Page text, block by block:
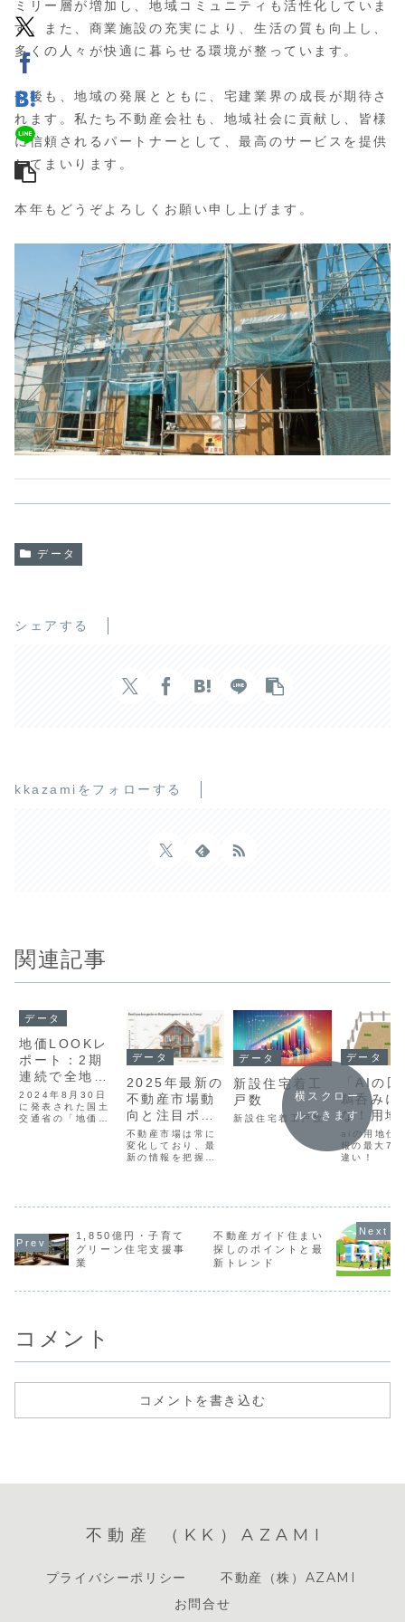
ミリー層が増加し、地域コミュニティも活性化していま
す。また、商業施設の充実により、生活の質も向上し、
多くの人々が快適に暮らせる環境が整っています。
今後も、地域の発展とともに、宅建業界の成長が期待さ
れます。私たち不動産会社も、地域社会に貢献し、皆様
に信頼されるパートナーとして、最高のサービスを提供
してまいります。
本年もどうぞよろしくお願い申し上げます。
データ
シェアする
kkazamiをフォローする
関連記事
データ
地価LOOKレ
ポート：2期
連続で全地区
の地価が上昇
2024年8月30日
に発表された国土
交通省の「地価
80地区を対象に行
われたもので、住
宅地や商...
データ
2025年最新の
不動産市場動
向と注目ポイ
ント
不動産市場は常に
変化しており、最
新の情報を把握す
市部のオフィス空
なマンション開発
が話題となってい
ます。この記事で
は、最新の不動産
データ
新設住宅着工
戸数
新設住宅着工戸数
データ
「AIの
鵜呑みに
な！用地
れ情報に
む“誤認
ク”とフ
aiの用地仕
報の最大70
違い！
横スクロー
ルできます
1,850億円・子育て
グリーン住宅支援事
業
不動産ガイド住まい
探しのポイントと最
新トレンド
コメント
コメントを書き込む
不動産 （KK）AZAMI
プライバシーポリシー
不動産（株）AZAMI
お問合せ